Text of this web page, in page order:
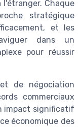
Chaque
stratégique
et les
dans un
pour réussir
de négociation
commerciaux
impact significatif
économique des